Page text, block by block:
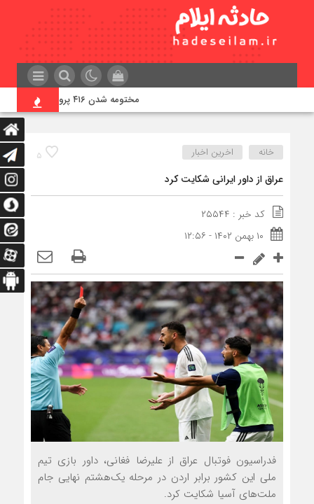
مختومه شدن ۴۱۶ پرونده در هیئت‌های صلح ایلام
۵ خانه اخرین اخبار
عراق از داور ایرانی شکایت کرد
کد خبر : ۲۵۵۴۴
۱۰ بهمن ۱۴۰۲ - ۱۲:۵۶
فدراسیون فوتبال عراق از علیرضا فغانی، داور بازی تیم
ملی این کشور برابر اردن در مرحله یک‌هشتم نهایی جام
ملت‌های آسیا شکایت کرد.